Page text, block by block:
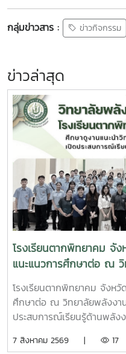
กลุ่มข่าวสาร : ข่าวกิจกรรม
ข่าวล่าสุด
โรงเรียนตากพิทยาคม จั
แนะแนวการศึกษาต่อ ณ
มหาวิทยาลัยแม่โจ้ เปิดป
แห่งอนาคต
โรงเรียนตากพิทยาคม จังหวั
ศึกษาต่อ ณ วิทยาลัยพลังงา
ประสบการณ์เรียนรู้ด้า
มหาวิทยาลัยแม่โจ้ ให้การต้อ
7 สิงหาคม 2569 | 17